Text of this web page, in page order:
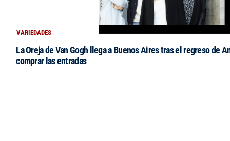
VARIEDADES
La Oreja de Van Gogh llega a Buenos Aires tras el regreso de
comprar las entradas